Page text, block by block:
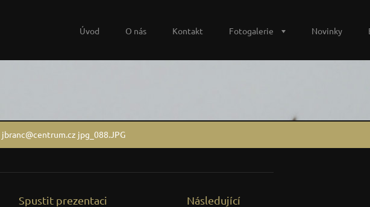
Úvod O nás Kontakt Fotogalerie Novinky
jpg_088.JPG
Spustit prezentaci Následující